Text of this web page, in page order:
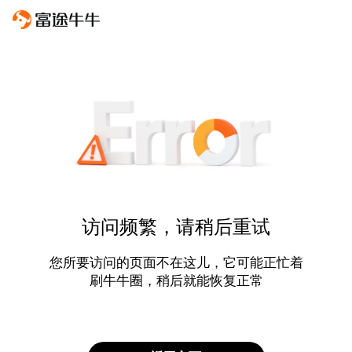
访问频繁，请稍后重试
您所要访问的页面不在这儿，它可能正忙着
刷牛牛圈，稍后就能恢复正常